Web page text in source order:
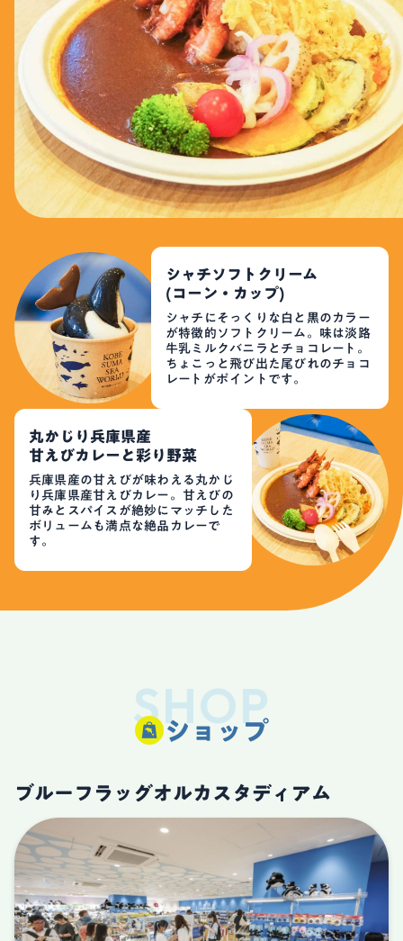
シャチソフトクリーム
(コーン・カップ)
シャチにそっくりな白と黒のカラー
が特徴的ソフトクリーム。味は淡路
牛乳ミルクバニラとチョコレート。
ちょこっと飛び出た尾びれのチョコ
レートがポイントです。
丸かじり兵庫県産
甘えびカレーと彩り野菜
兵庫県産の甘えびが味わえる丸かじ
り兵庫県産甘えびカレー。甘えびの
甘みとスパイスが絶妙にマッチした
ボリュームも満点な絶品カレーで
す。
SHOP
ショップ
ブルーフラッグオルカスタディアム